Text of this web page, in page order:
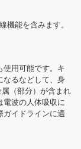
機能を含みます。
使用可能です。キ
なるなどして、身
（部分）が含まれ
電波の人体吸収に
ガイドラインに適